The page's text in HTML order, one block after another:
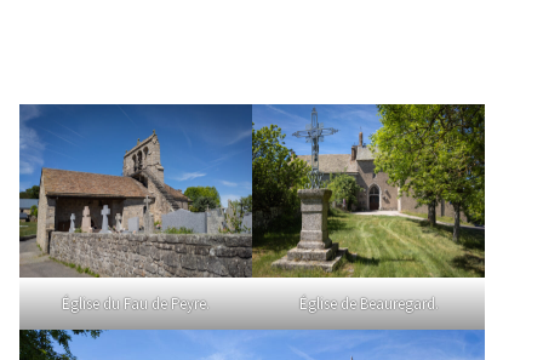
Église du Fau de Peyre. Église de Beauregard.